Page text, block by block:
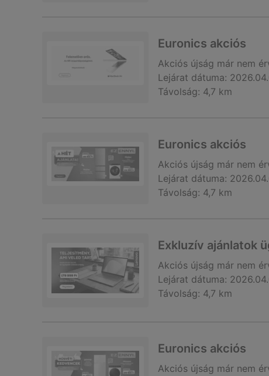
Euronics akciós
Akciós újság már nem
Lejárat dátuma:
Távolság: 4,7 km
Euronics akciós
Akciós újság már nem
Lejárat dátuma:
Távolság: 4,7 km
Exkluzív ajánlatok
Akciós újság már nem
Lejárat dátuma:
Távolság: 4,7 km
Euronics akciós
Akciós újság már nem